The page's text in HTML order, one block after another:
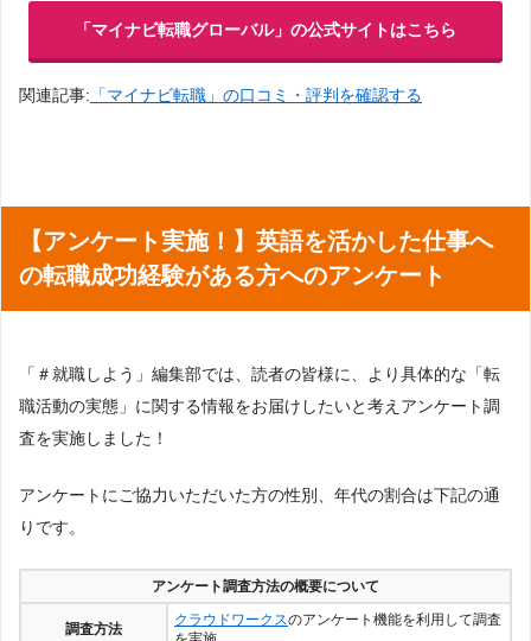
「マイナビ転職グローバル」の公式サイトはこちら
関連記事: 「マイナビ転職」の口コミ・評判を確認する
【アンケート実施！】英語を活かした仕事へ
の転職成功経験がある方へのアンケート
「＃就職しよう」編集部では、読者の皆様に、より具体的な「転
職活動の実態」に関する情報をお届けしたいと考えアンケート調
査を実施しました！
アンケートにご協力いただいた方の性別、年代の割合は下記の通
りです。
アンケート調査方法の概要について
調査方法
クラウドワークスのアンケート機能を利用して調査